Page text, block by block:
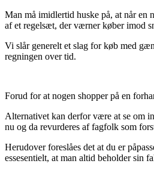
Man må imidlertid huske på, at når en
af et regelsæt, der værner køber imod
Vi slår generelt et slag for køb med
regningen over tid.
Forud for at nogen shopper på en
Alternativet kan derfor være at se om
nu og da revurderes af fagfolk som
Herudover foreslåes det at du er
essesentielt, at man altid beholder sin